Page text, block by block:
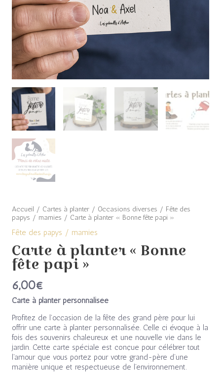
Accueil / Cartes à planter/ Occasions diverses / Fête des
papys / mamies / Carte à planter « Bonne fête papi »
Fête des papys / mamies
Carte à planter « Bonne
fête papi »
6,00€
Carte à planter personnalisée
Profitez de l’occasion de la fête des grand père pour lui
offrir une carte à planter personnalisée. Celle ci évoque à la
fois des souvenirs chaleureux et une nouvelle vie dans le
jardin. Cette carte spéciale est conçue pour célébrer tout
l’amour que vous portez pour votre grand-père d’une
manière unique et respectueuse de l’environnement.